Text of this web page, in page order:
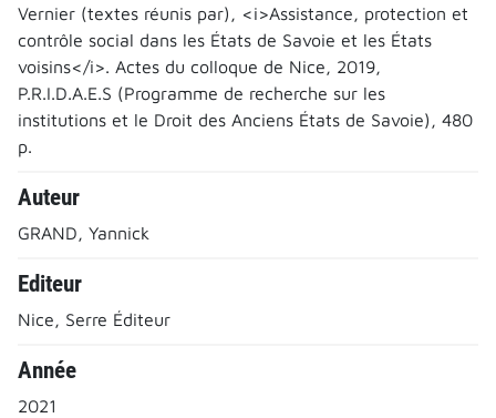
Vernier (textes réunis par), <i>Assistance, protection et
contrôle social dans les États de Savoie et les États
voisins</i>. Actes du colloque de Nice, 2019,
P.R.I.D.A.E.S (Programme de recherche sur les
institutions et le Droit des Anciens États de Savoie), 480
p.
Auteur
GRAND, Yannick
Editeur
Nice, Serre Éditeur
Année
2021